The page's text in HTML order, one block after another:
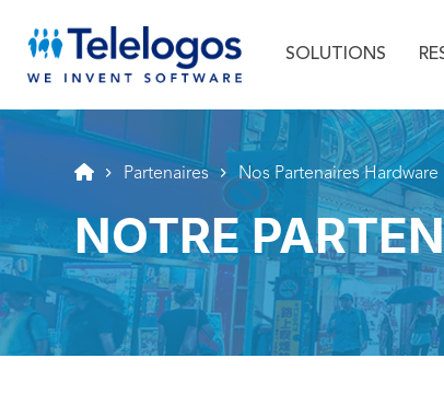
SOLUTIONS
Partenaires Nos Partenaires Hardware
NOTRE